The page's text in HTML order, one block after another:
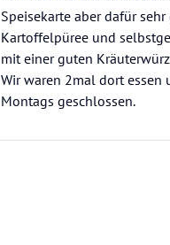
Speisekarte aber dafür
Kartoffelpüree und
mit einer guten
Wir waren 2mal dort essen
Montags geschlossen.